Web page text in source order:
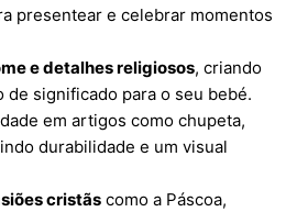
presentear e celebrar momentos
e detalhes religiosos, criando
significado para o seu bebé.
em artigos como chupeta,
durabilidade e um visual
cristãs como a Páscoa,